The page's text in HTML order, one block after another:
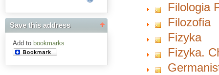
Save this address
Add to bookmarks
Filologia
Filozofia
Fizyka
Fizyka.